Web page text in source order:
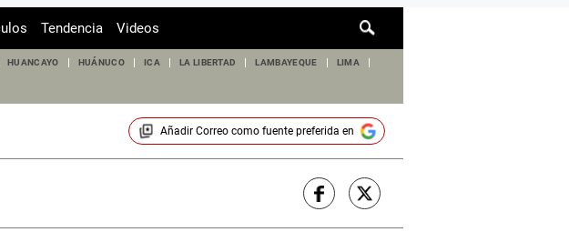
de
Tendencia Videos
HUANCAYO HUÁNUCO ICA LA LIBERTAD LAMBAYEQUE LIMA
Añadir Correocomo fuente preferida en